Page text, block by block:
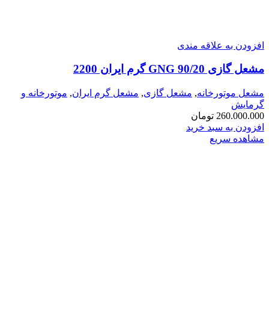
افزودن به علاقه مندی
مشعل گازی GNG 90/20 گرم ایران 2200
مشعل موتورخانه, مشعل گازی, مشعل گرم ایران, موتورخانه و
گرمایش
260.000.000 تومان
افزودن به سبد خرید
مشاهده سریع